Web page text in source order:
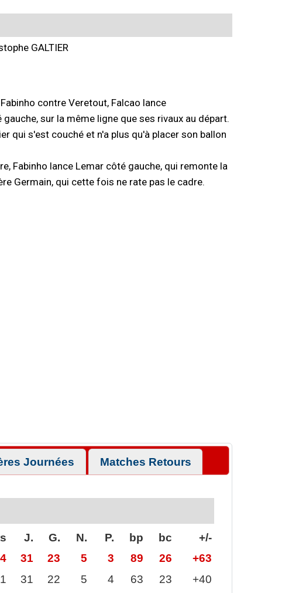
GALTIER
contre Veretout, Falcao lance
sur la même ligne que ses rivaux au départ.
qui s'est couché et n'a plus qu'à placer son ballon
Fabinho lance Lemar côté gauche, qui remonte la
Germain, qui cette fois ne rate pas le cadre.
Journées Matches Retours
J. G. N. P. bp bc
+/-
31 23 5 3 89 26
+63
31 22 5 4 63 23
+40